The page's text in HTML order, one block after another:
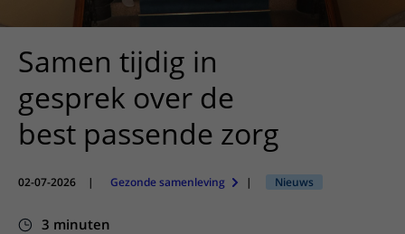
Onderzoeken en diagnostiek
Bezoektijden
Wijzigen patiëntgegevens
Mijn UMC Utrecht patiëntportaal
Faciliteiten en voorzieningen
Bezoekregels
Kwaliteit en veiligheid
Route naar het ziekenhuis
Parkeren
Wegwijs in het ziekenhuis
Contact met polikliniek
Contact met verpleegafdeling
Het Wilhelmina Kinderziekenhuis
Teleconsult aanvragen
Diagnostiek aanvragen
Zorgverlenersportaal
Research
Onderwijs
Werken bij het UMC Utrecht
Samen tijdig in
gesprek over de
best passende zorg
02-07-2026 | Gezonde samenleving | Nieuws
3 minuten